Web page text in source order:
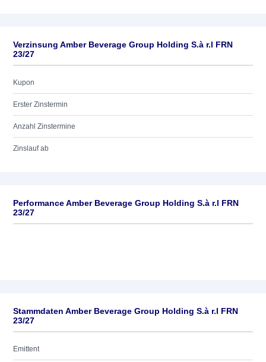
Verzinsung Amber Beverage Group Holding S.à r.l FRN
23/27
Kupon
Erster Zinstermin
Anzahl Zinstermine
Zinslauf ab
Performance Amber Beverage Group Holding S.à r.l FRN
23/27
Stammdaten Amber Beverage Group Holding S.à r.l FRN
23/27
Emittent